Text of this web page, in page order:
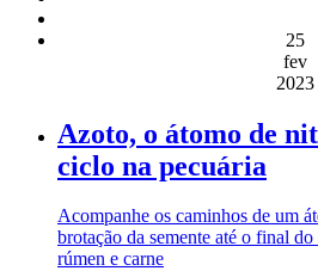
25
fev
2023
Azoto, o átomo de
ciclo na pecuária
Acompanhe os caminhos de um
brotação da semente até o final
rúmen e carne